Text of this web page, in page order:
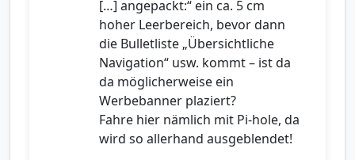
[…] angepackt:“ ein ca. 5 cm
hoher Leerbereich, bevor dann
die Bulletliste „Übersichtliche
Navigation“ usw. kommt – ist da
da möglicherweise ein
Werbebanner plaziert?
Fahre hier nämlich mit Pi-hole, da
wird so allerhand ausgeblendet!